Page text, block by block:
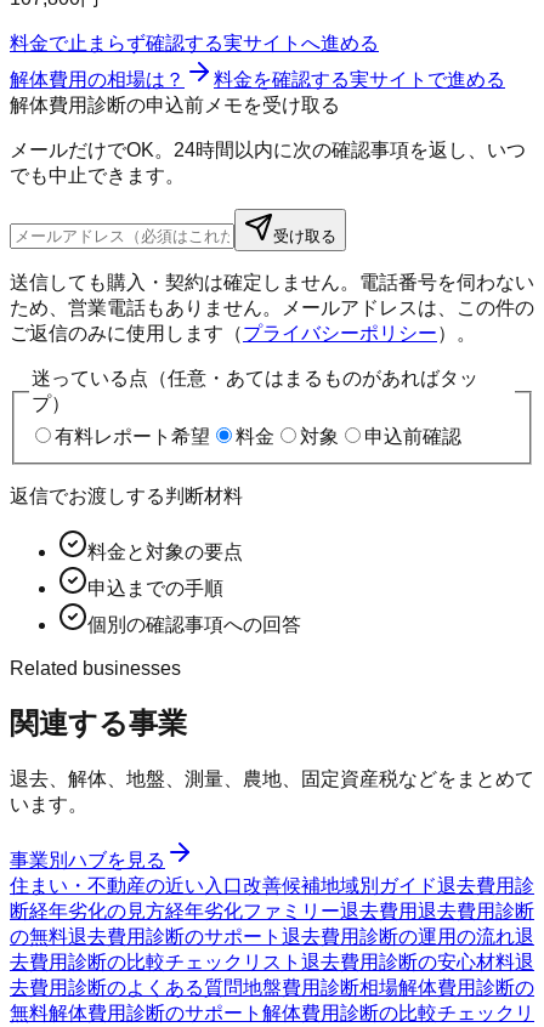
料金で止まらず確認する実サイトへ進める
解体費用の相場は？
料金を確認する実サイトで進める
解体費用診断の申込前メモを受け取る
メールだけでOK。24時間以内に次の確認事項を返し、いつ
でも中止できます。
受け取る
送信しても購入・契約は確定しません。電話番号を伺わない
ため、営業電話もありません。メールアドレスは、この件の
ご返信のみに使用します（プライバシーポリシー）。
迷っている点（任意・あてはまるものがあればタッ
プ）
有料レポート希望
料金 対象 申込前確認
返信でお渡しする判断材料
料金と対象の要点
申込までの手順
個別の確認事項への回答
Related businesses
関連する事業
退去、解体、地盤、測量、農地、固定資産税などをまとめて
います。
事業別ハブを見る
住まい・不動産の近い入口改善候補地域別ガイド退去費用診
断経年劣化の見方経年劣化ファミリー退去費用退去費用診断
の無料退去費用診断のサポート 退去費用診断の運用の流れ退
去費用診断の比較チェックリスト 退去費用診断の安心材料退
去費用診断のよくある質問地盤費用診断相場解体費用診断の
無料解体費用診断のサポート 解体費用診断の比較チェックリ